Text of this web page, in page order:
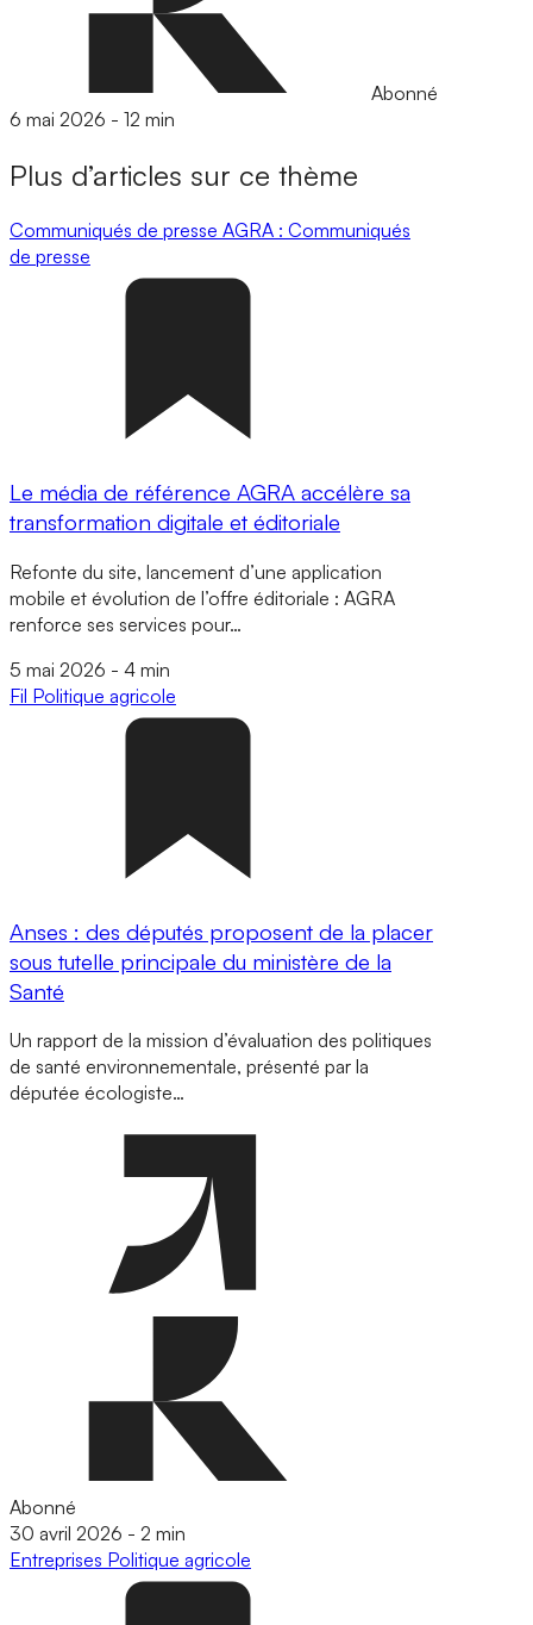
Abonné
6 mai 2026 - 12 min
Plus d’articles sur ce thème
Communiqués de presse AGRA : Communiqués
de presse
Le média de référence AGRA accélère sa
transformation digitale et éditoriale
Refonte du site, lancement d’une application
mobile et évolution de l’offre éditoriale : AGRA
renforce ses services pour…
5 mai 2026 - 4 min
Fil Politique agricole
Anses : des députés proposent de la placer
sous tutelle principale du ministère de la
Santé
Un rapport de la mission d’évaluation des politiques
de santé environnementale, présenté par la
députée écologiste…
Abonné
30 avril 2026 - 2 min
Entreprises Politique agricole